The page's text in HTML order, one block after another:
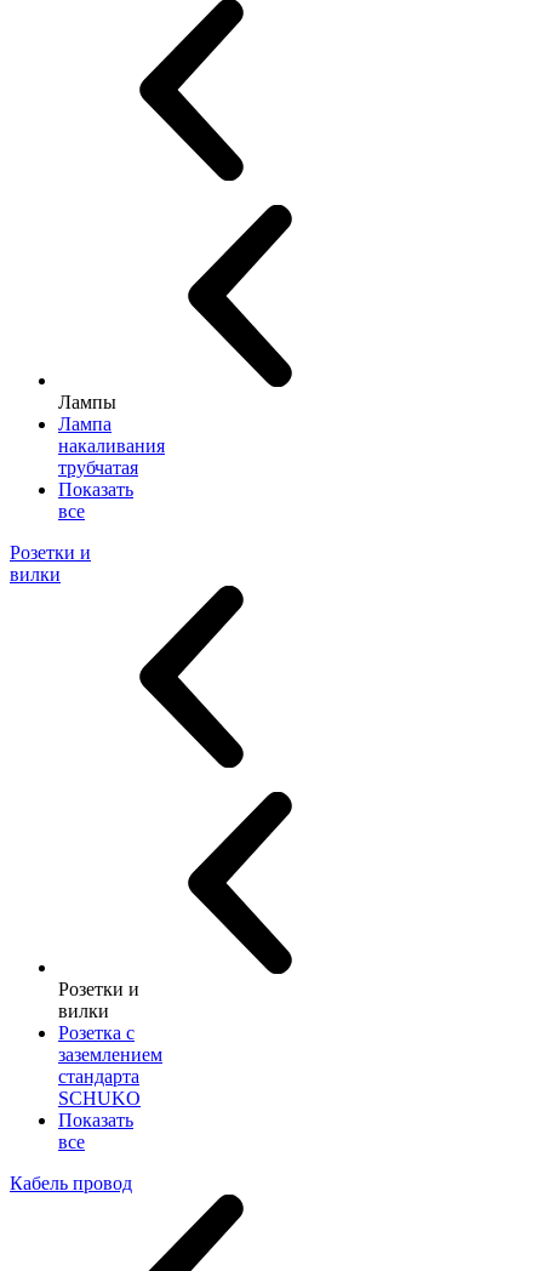
Лампы
Лампа
накаливания
трубчатая
Показать
все
Розетки и
вилки
Розетки и
вилки
Розетка с
заземлением
стандарта
SCHUKO
Показать
все
Кабель провод